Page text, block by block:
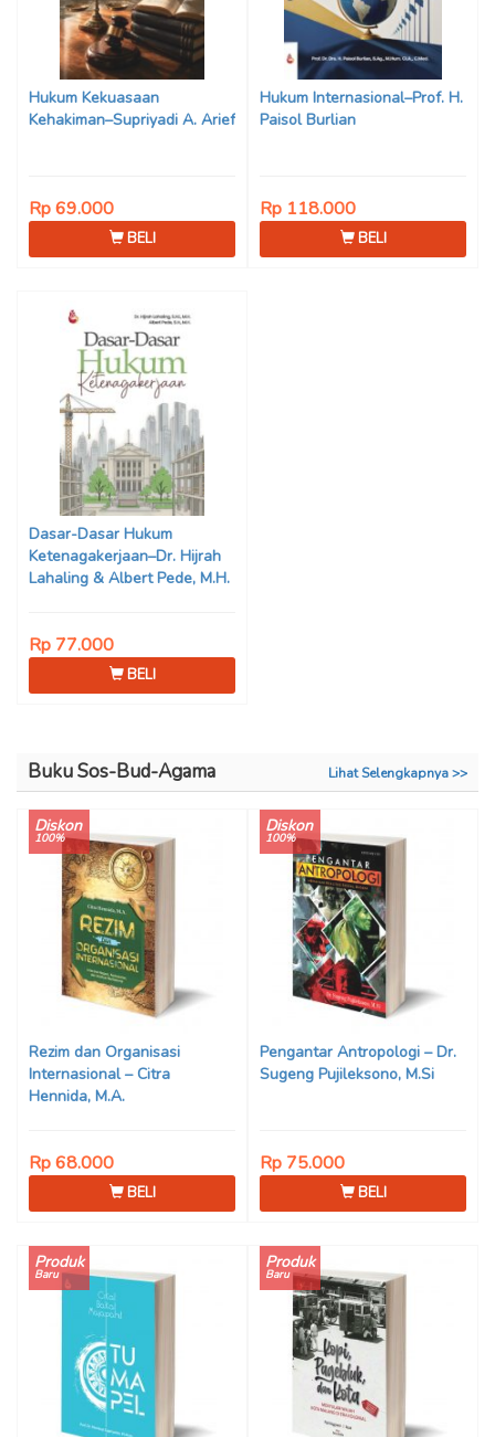
Hukum Kekuasaan
Kehakiman–Supriyadi A. Arief
Rp 69.000
BELI
Hukum Internasional–Prof. H.
Paisol Burlian
Rp 118.000
BELI
Dasar-Dasar Hukum
Ketenagakerjaan–Dr. Hijrah
Lahaling & Albert Pede, M.H.
Rp 77.000
BELI
Buku Sos-Bud-Agama Lihat Selengkapnya >>
Diskon
100%
Rezim dan Organisasi
Internasional – Citra
Hennida, M.A.
Rp 68.000
BELI
Diskon
100%
Pengantar Antropologi – Dr.
Sugeng Pujileksono, M.Si
Rp 75.000
BELI
Produk
Baru
Produk
Baru